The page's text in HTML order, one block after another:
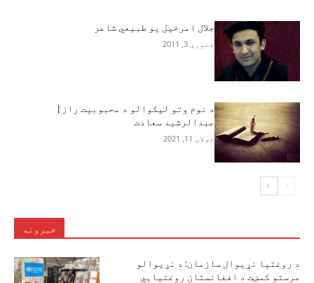
جلال امرخیل یو طبیعي شاعر
جنوري 3, 2011
د نوم وتو لیکوالو د محبوبیت راز |
عبدالرشید سعادت
جولای 11, 2021
خبرونه
د روغتیا نړیوال سازمان: د نړیوالو
مرستو کمښت د افغانستان روغتیايي